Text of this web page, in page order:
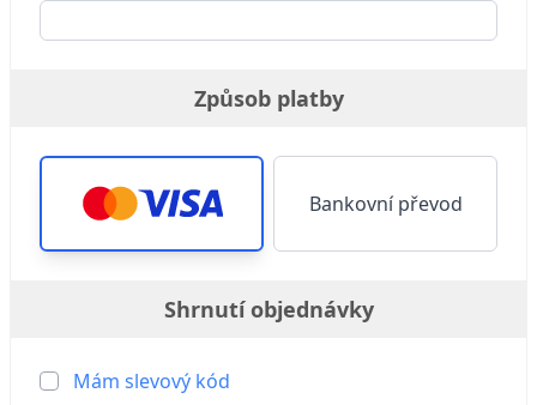
Způsob platby
Bankovní převod
Shrnutí objednávky
Mám slevový kód